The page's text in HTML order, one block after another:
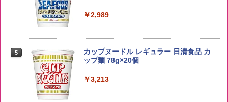
5 新潟県産新之助 無洗米 5kg 令和7年産
￥4,536
5
トリスウイスキー 4000ml サントリー 大
容量 4リットル
￥4,329
￥2,989
5
カップヌードル レギュラー 日清食品 カ
ップ麺 78g×20個
￥3,213